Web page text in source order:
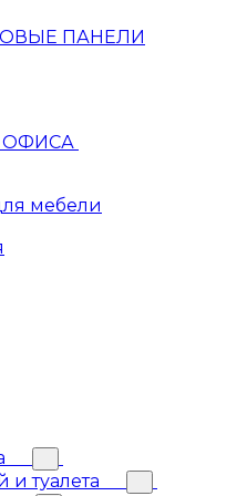
ПАНЕЛИ
ОФИСА
мебели
и туалета